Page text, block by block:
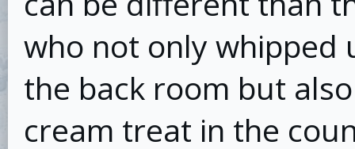
who not only whipped
the back room but
cream treat in the